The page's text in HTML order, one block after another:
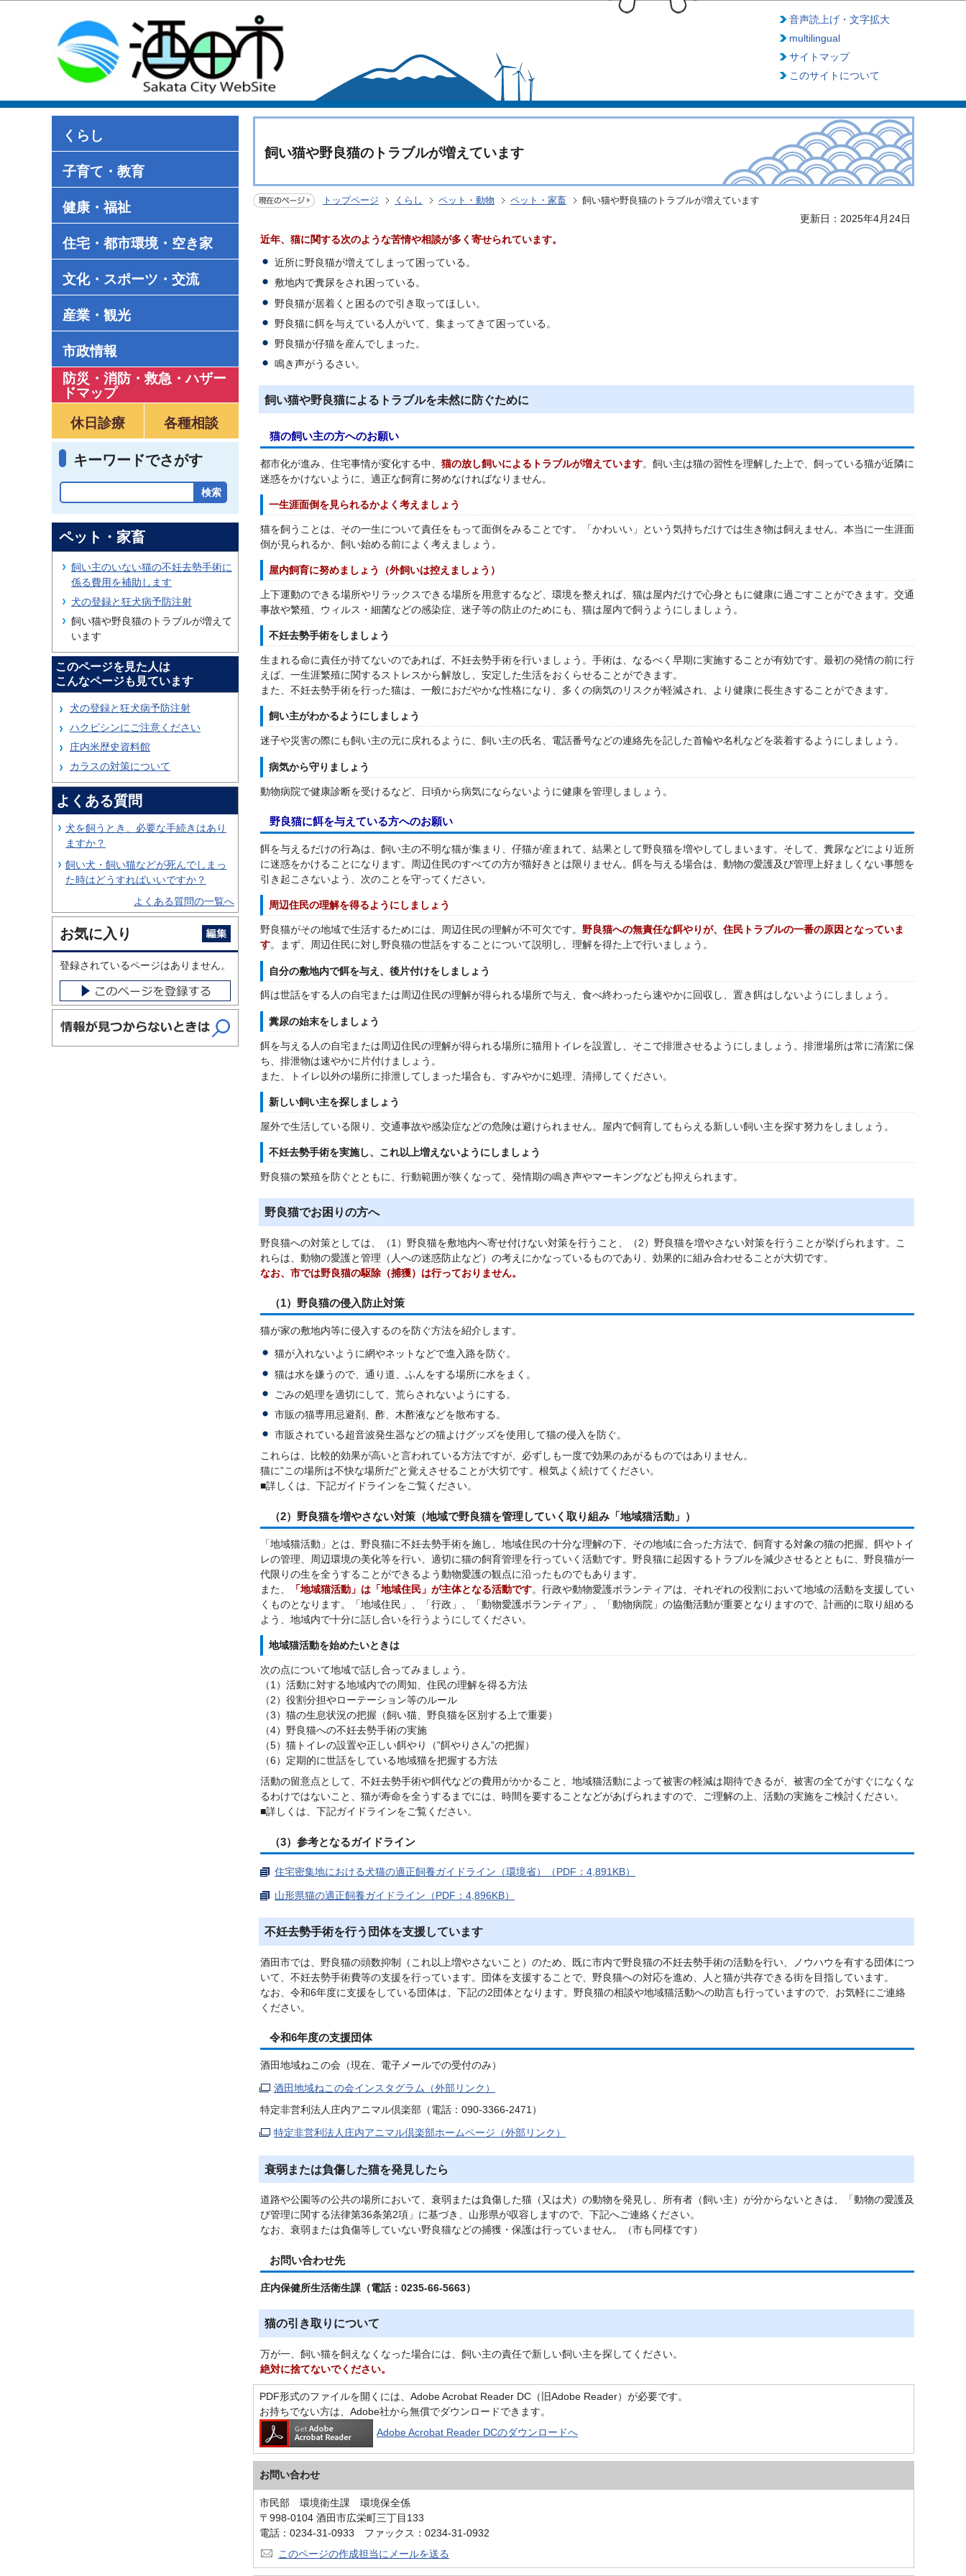
音声読上げ・文字拡大
multilingual
サイトマップ
このサイトについて
くらし
子育て・教育
健康・福祉
住宅・都市環境・空き家
文化・スポーツ・交流
産業・観光
市政情報
防災・消防・救急 ・ハザー
ドマップ
休日診療
各種相談
キーワードでさがす
飼い猫や野良猫のトラブルが増えています
トップページ くらし ペット・動物 ペット・家畜 飼い猫や野良猫のトラブルが増えています
更新日：2025年4月24日
近年、猫に関する次のような苦情や相談が多く寄せられています。
近所に野良猫が増えてしまって困っている。
敷地内で糞尿をされ困っている。
野良猫が居着くと困るので引き取ってほしい。
野良猫に餌を与えている人がいて、集まってきて困っている。
野良猫が仔猫を産んでしまった。
鳴き声がうるさい。
飼い猫や野良猫によるトラブルを未然に防ぐために
猫の飼い主の方へのお願い
都市化が進み、住宅事情が変化する中、 猫の放し飼いによるトラブルが増えています。飼い主は猫の習性を理解した上で、飼っている猫が近隣に
迷惑をかけないように、適正な飼育に努めなければなりません。
一生涯面倒を見られるかよく考えましょう
猫を飼うことは、その一生について責任をもって面倒をみることです。「かわいい」という気持ちだけでは生き物は飼えません。本当に一生涯面
倒が見られるか、飼い始める前によく考えましょう。
屋内飼育に努めましょう（外飼いは控えましょう）
上下運動のできる場所やリラックスできる場所を用意するなど、環境を整えれば、猫は屋内だけで心身ともに健康に過ごすことができます。交通
事故や繁殖、ウィルス・細菌などの感染症、迷子等の防止のためにも、猫は屋内で飼うようにしましょう。
不妊去勢手術をしましょう
生まれる命に責任が持てないのであれば、不妊去勢手術を行いましょう。手術は、なるべく早期に実施することが有効です。最初の発情の前に行
えば、一生涯繁殖に関するストレスから解放し、安定した生活をおくらせることができます。
また、不妊去勢手術を行った猫は、一般におだやかな性格になり、多くの病気のリスクが軽減され、より健康に長生きすることができます。
飼い主がわかるようにしましょう
迷子や災害の際にも飼い主の元に戻れるように、飼い主の氏名、電話番号などの連絡先を記した首輪や名札などを装着するようにしましょう。
病気から守りましょう
動物病院で健康診断を受けるなど、日頃から病気にならないように健康を管理しましょう。
野良猫に餌を与えている方へのお願い
餌を与えるだけの行為は、飼い主の不明な猫が集まり、仔猫が産まれて、結果として野良猫を増やしてしまいます。そして、糞尿などにより近所
に迷惑をかけることになります。周辺住民のすべての方が猫好きとは限りません。餌を与える場合は、動物の愛護及び管理上好ましくない事態を
引き起こさないよう、次のことを守ってください。
周辺住民の理解を得るようにしましょう
野良猫がその地域で生活するためには、周辺住民の理解が不可欠です。 野良猫への無責任な餌やりが、住民トラブルの一番の原因となっていま
す。まず、周辺住民に対し野良猫の世話をすることについて説明し、理解を得た上で行いましょう。
自分の敷地内で餌を与え、後片付けをしましょう
餌は世話をする人の自宅または周辺住民の理解が得られる場所で与え、食べ終わったら速やかに回収し、置き餌はしないようにしましょう。
糞尿の始末をしましょう
餌を与える人の自宅または周辺住民の理解が得られる場所に猫用トイレを設置し、そこで排泄させるようにしましょう。排泄場所は常に清潔に保
ち、排泄物は速やかに片付けましょう。
また、トイレ以外の場所に排泄してしまった場合も、すみやかに処理、清掃してください。
新しい飼い主を探しましょう
屋外で生活している限り、交通事故や感染症などの危険は避けられません。屋内で飼育してもらえる新しい飼い主を探す努力をしましょう。
不妊去勢手術を実施し、これ以上増えないようにしましょう
野良猫の繁殖を防ぐとともに、行動範囲が狭くなって、発情期の鳴き声やマーキングなども抑えられます。
野良猫でお困りの方へ
野良猫への対策としては、（1）野良猫を敷地内へ寄せ付けない対策を行うこと、（2）野良猫を増やさない対策を行うことが挙げられます。こ
れらは、動物の愛護と管理（人への迷惑防止など）の考えにかなっているものであり、効果的に組み合わせることが大切です。
なお、市では野良猫の駆除（捕獲）は行っておりません。
（1）野良猫の侵入防止対策
猫が家の敷地内等に侵入するのを防ぐ方法を紹介します。
猫が入れないように網やネットなどで進入路を防ぐ。
猫は水を嫌うので、通り道、ふんをする場所に水をまく。
ごみの処理を適切にして、荒らされないようにする。
市販の猫専用忌避剤、酢、木酢液などを散布する。
市販されている超音波発生器などの猫よけグッズを使用して猫の侵入を防ぐ。
これらは、比較的効果が高いと言われている方法ですが、必ずしも一度で効果のあがるものではありません。
猫に”この場所は不快な場所だ”と覚えさせることが大切です。根気よく続けてください。
■詳しくは、下記ガイドラインをご覧ください。
（2）野良猫を増やさない対策（地域で野良猫を管理していく取り組み「地域猫活動」）
「地域猫活動」とは、野良猫に不妊去勢手術を施し、地域住民の十分な理解の下、その地域に合った方法で、飼育する対象の猫の把握、餌やトイ
レの管理、周辺環境の美化等を行い、適切に猫の飼育管理を行っていく活動です。野良猫に起因するトラブルを減少させるとともに、野良猫が一
代限りの生を全うすることができるよう動物愛護の観点に沿ったものでもあります。
また、
「地域猫活動」は「地域住民」が主体となる活動です。行政や動物愛護ボランティアは、それぞれの役割において地域の活動を支援してい
くものとなります。「地域住民」、「行政」、「動物愛護ボランティア」、「動物病院」の協働活動が重要となりますので、計画的に取り組める
よう、地域内で十分に話し合いを行うようにしてください。
地域猫活動を始めたいときは
次の点について地域で話し合ってみましょう。
（1）活動に対する地域内での周知、住民の理解を得る方法
（2）役割分担やローテーション等のルール
（3）猫の生息状況の把握（飼い猫、野良猫を区別する上で重要）
（4）野良猫への不妊去勢手術の実施
（5）猫トイレの設置や正しい餌やり（”餌やりさん”の把握）
（6）定期的に世話をしている地域猫を把握する方法
活動の留意点として、不妊去勢手術や餌代などの費用がかかること、地域猫活動によって被害の軽減は期待できるが、被害の全てがすぐになくな
るわけではないこと、猫が寿命を全うするまでには、時間を要することなどがあげられますので、ご理解の上、活動の実施をご検討ください。
■詳しくは、下記ガイドラインをご覧ください。
（3）参考となるガイドライン
住宅密集地における犬猫の適正飼養ガイドライン（環境省）（PDF：4,891KB）
山形県猫の適正飼養ガイドライン（PDF：4,896KB）
不妊去勢手術を行う団体を支援しています
酒田市では、野良猫の頭数抑制（これ以上増やさないこと）のため、既に市内で野良猫の不妊去勢手術の活動を行い、ノウハウを有する団体につ
いて、不妊去勢手術費等の支援を行っています。団体を支援することで、野良猫への対応を進め、人と猫が共存できる街を目指しています。
なお、令和6年度に支援をしている団体は、下記の2団体となります。野良猫の相談や地域猫活動への助言も行っていますので、お気軽にご連絡
ください。
令和6年度の支援団体
酒田地域ねこの会（現在、電子メールでの受付のみ）
酒田地域ねこの会インスタグラム（外部リンク）
特定非営利法人庄内アニマル倶楽部（電話：090-3366-2471）
特定非営利法人庄内アニマル倶楽部ホームページ（外部リンク）
衰弱または負傷した猫を発見したら
道路や公園等の公共の場所において、衰弱または負傷した猫（又は犬）の動物を発見し、所有者（飼い主）が分からないときは、「動物の愛護及
び管理に関する法律第36条第2項」に基づき、山形県が収容しますので、下記へご連絡ください。
なお、衰弱または負傷等していない野良猫などの捕獲・保護は行っていません。（市も同様です）
お問い合わせ先
庄内保健所生活衛生課（電話：0235-66-5663）
猫の引き取りについて
万が一、飼い猫を飼えなくなった場合には、飼い主の責任で新しい飼い主を探してください。
絶対に捨てないでください。
PDF形式のファイルを開くには、Adobe Acrobat Reader DC（旧Adobe Reader）が必要です。
お持ちでない方は、Adobe社から無償でダウンロードできます。
Adobe Acrobat Reader DCのダウンロードへ
お問い合わせ
市民部 環境衛生課 環境保全係
〒998-0104 酒田市広栄町三丁目133
電話：0234-31-0933 ファックス：0234-31-0932
このページの作成担当にメールを送る
ペット・家畜
飼い主のいない猫の不妊去勢手術に
係る費用を補助します
犬の登録と狂犬病予防注射
飼い猫や野良猫のトラブルが増えて
います
このページを見た人は
こんなページも見ています
犬の登録と狂犬病予防注射
ハクビシンにご注意ください
庄内米歴史資料館
カラスの対策について
よくある質問
犬を飼うとき、必要な手続きはあり
ますか？
飼い犬・飼い猫などが死んでしまっ
た時はどうすればいいですか？
よくある質問の一覧へ
お気に入り
登録されているページはありません。